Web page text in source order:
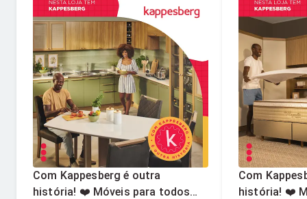
Com Kappesberg é outra
história! ❤️ Móveis para todos
Com
história! ❤️ Móveis para todos